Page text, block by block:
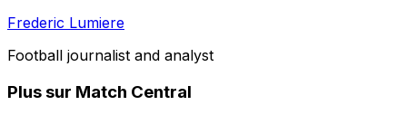
Frederic Lumiere
Football journalist and analyst
Plus sur Match Central